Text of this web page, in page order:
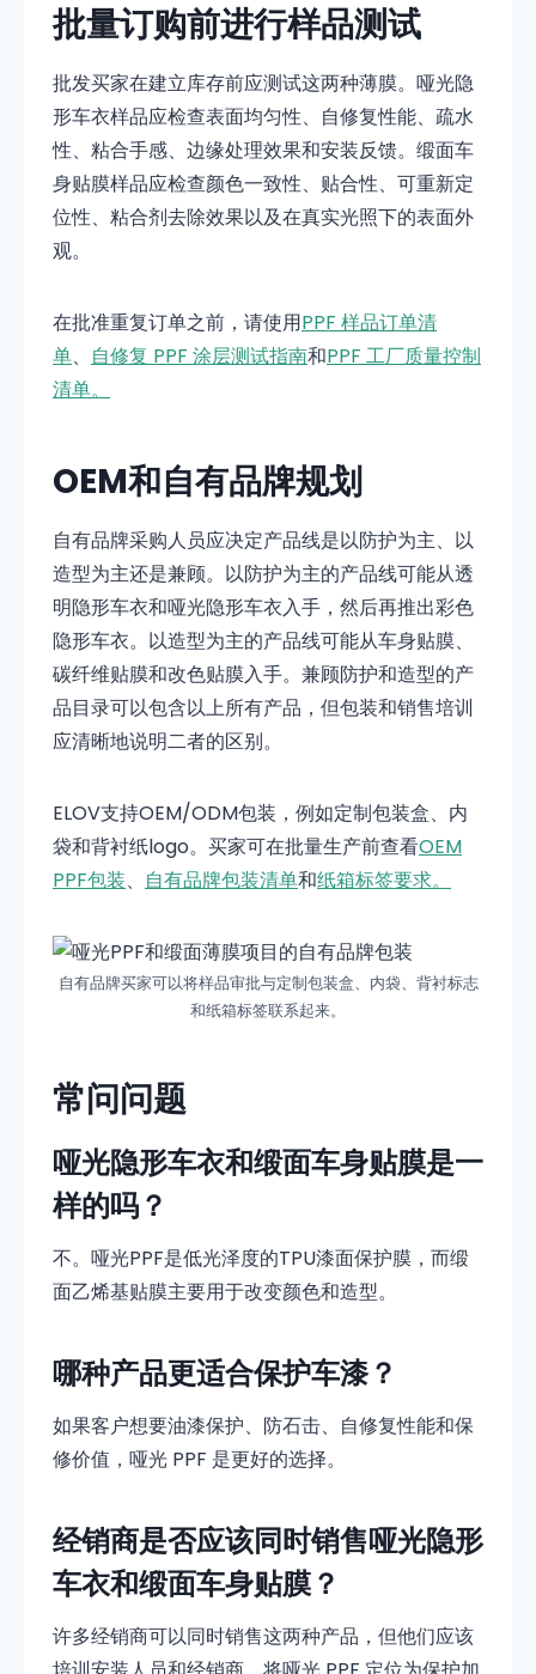
批量订购前进行样品测试
批发买家在建立库存前应测试这两种薄膜。哑光隐
形车衣样品应检查表面均匀性、自修复性能、疏水
性、粘合手感、边缘处理效果和安装反馈。缎面车
身贴膜样品应检查颜色一致性、贴合性、可重新定
位性、粘合剂去除效果以及在真实光照下的表面外
观。
在批准重复订单之前， 请使用PPF 样品订单清
单、 自修复 PPF 涂层测试指南和PPF 工厂质量控制
清单。
OEM和自有品牌规划
自有品牌采购人员应决定产品线是以防护为主、以
造型为主还是兼顾。以防护为主的产品线可能从透
明隐形车衣和哑光隐形车衣入手，然后再推出彩色
隐形车衣。以造型为主的产品线可能从车身贴膜、
碳纤维贴膜和改色贴膜入手。兼顾防护和造型的产
品目录可以包含以上所有产品，但包装和销售培训
应清晰地说明二者的区别。
ELOV支持OEM/ODM包装，例如定制包装盒、内
袋和背衬纸logo。买家可在批量生产前查看OEM
PPF包装、 自有品牌包装清单和纸箱标签要求。
自有品牌买家可以将样品审批与定制包装盒、内袋、背衬标志
和纸箱标签联系起来。
常问问题
哑光隐形车衣和缎面车身贴膜是一
样的吗？
不。哑光PPF是低光泽度的TPU漆面保护膜，而缎
面乙烯基贴膜主要用于改变颜色和造型。
哪种产品更适合保护车漆？
如果客户想要油漆保护、防石击、自修复性能和保
修价值，哑光 PPF 是更好的选择。
经销商是否应该同时销售哑光隐形
车衣和缎面车身贴膜？
许多经销商可以同时销售这两种产品，但他们应该